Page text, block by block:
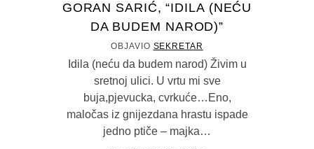
GORAN SARIĆ, “IDILA (NEĆU
DA BUDEM NAROD)”
OBJAVIO SEKRETAR
Idila (neću da budem narod) Živim u
sretnoj ulici. U vrtu mi sve
buja,pjevucka, cvrkuće…Eno,
maločas iz gnijezdana hrastu ispade
jedno ptiče – majka…